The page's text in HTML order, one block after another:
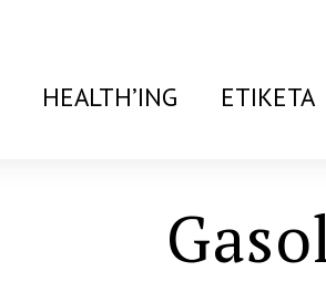
HEALTH’ING ETIKETA